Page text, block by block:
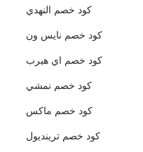
كود خصم النهدي
كود خصم نايس ون
كود خصم اي هيرب
كود خصم نمشي
كود خصم ماكس
كود خصم ترينديول